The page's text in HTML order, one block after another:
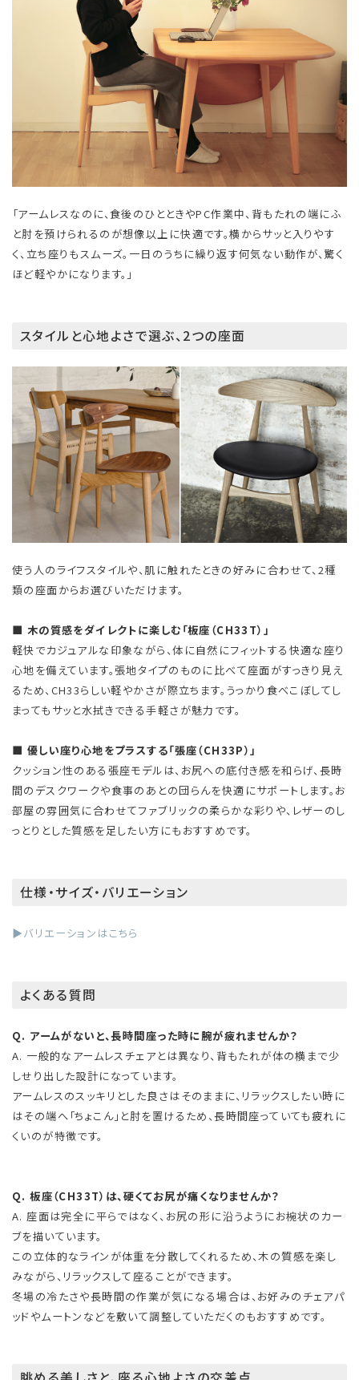
「アームレスなのに、食後のひとときやPC作業中、背もたれの端にふ
と肘を預けられるのが想像以上に快適です。横からサッと入りやす
く、立ち座りもスムーズ。一日のうちに繰り返す何気ない動作が、驚く
ほど軽やかになります。」
スタイルと心地よさで選ぶ、2つの座面
使う人のライフスタイルや、肌に触れたときの好みに合わせて、2種
類の座面からお選びいただけます。
■ 木の質感をダイレクトに楽しむ「板座（CH33T）」
軽快でカジュアルな印象ながら、体に自然にフィットする快適な座り
心地を備えています。張地タイプのものに比べて座面がすっきり見え
るため、CH33らしい軽やかさが際立ちます。うっかり食べこぼしてし
まってもサッと水拭きできる手軽さが魅力です。
■ 優しい座り心地をプラスする「張座（CH33P）」
クッション性のある張座モデルは、お尻への底付き感を和らげ、長時
間のデスクワークや食事のあとの団らんを快適にサポートします。お
部屋の雰囲気に合わせてファブリックの柔らかな彩りや、レザーのし
っとりとした質感を足したい方にもおすすめです。
仕様・サイズ・バリエーション
▶バリエーションはこちら
よくある質問
Q. アームがないと、長時間座った時に腕が疲れませんか？
A. 一般的なアームレスチェアとは異なり、背もたれが体の横まで少
しせり出した設計になっています。
アームレスのスッキリとした良さはそのままに、リラックスしたい時に
はその端へ「ちょこん」と肘を置けるため、長時間座っていても疲れに
くいのが特徴です。
Q. 板座（CH33T）は、硬くてお尻が痛くなりませんか？
A. 座面は完全に平らではなく、お尻の形に沿うようにお椀状のカー
ブを描いています。
この立体的なラインが体重を分散してくれるため、木の質感を楽し
みながら、リラックスして座ることができます。
冬場の冷たさや長時間の作業が気になる場合は、お好みのチェアパ
ッドやムートンなどを敷いて調整していただくのもおすすめです。